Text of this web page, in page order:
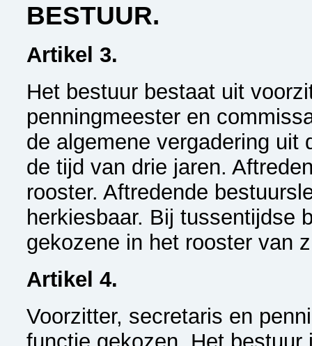
BESTUUR.
Artikel 3.
Het bestuur bestaat uit
penningmeester en
de algemene vergadering uit
de tijd van drie jaren.
rooster. Aftredende
herkiesbaar. Bij tussentijdse
gekozene in het rooster van
Artikel 4.
Voorzitter, secretaris en